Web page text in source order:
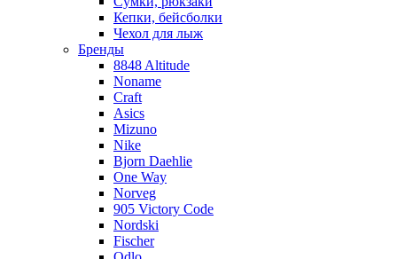
Кепки, бейсболки
Чехол для лыж
Бренды
8848 Altitude
Noname
Craft
Asics
Mizuno
Nike
Bjorn Daehlie
One Way
Norveg
905 Victory Code
Nordski
Fischer